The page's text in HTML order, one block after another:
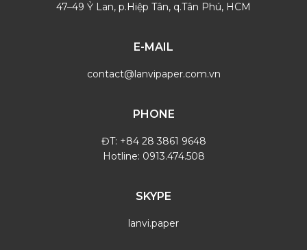
47–49 Ỷ Lan, p.Hiệp Tân, q.Tân Phú, HCM
E-MAIL
contact@lanvipaper.com.vn
PHONE
ĐT: +84 28 3861 9648
Hotline: 0913.474.508
SKYPE
lanvi.paper